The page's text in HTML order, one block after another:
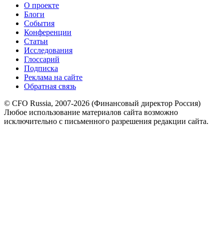
О проекте
Блоги
События
Конференции
Статьи
Исследования
Глоссарий
Подписка
Реклама на сайте
Обратная связь
© CFO Russia, 2007-2026 (Финансовый директор Россия)
Любое использование материалов сайта возможно
исключительно с письменного разрешения редакции сайта.